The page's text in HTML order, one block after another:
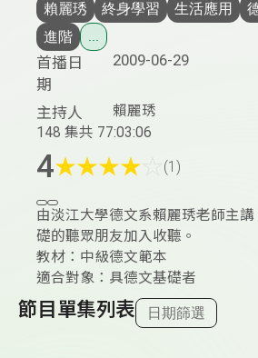
賴麗琇 終身學習 生活應用
進階
...
首播日
期
2009-06-29
主持人
賴麗琇
148 集共 77:03:06
4★★★★ (1)
由淡江大學德文系賴麗琇老師主
礎的聽眾朋友加入收聽。
教材：中級德文範本
適合對象：具德文基礎者
節目單集列表 日期篩選